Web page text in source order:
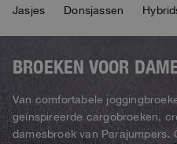
Mannen
Jasjes
Bekijk alle
Vrouwen
Bekijk alle
Jong
Jasjes Donsjassen
BROEKEN VOOR
Van comfortabele
geïnspireerde cargobroeken,
damesbroek van Parajumpers.